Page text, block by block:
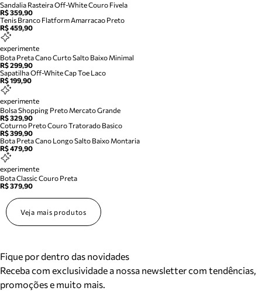
Sandalia Rasteira Off-White Couro Fivela
R$ 359,90
Tenis Branco Flatform Amarracao Preto
R$ 459,90
experimente
Bota Preta Cano Curto Salto Baixo Minimal
R$ 299,90
Sapatilha Off-White Cap Toe Laco
R$ 199,90
experimente
Bolsa Shopping Preto Mercato Grande
R$ 329,90
Coturno Preto Couro Tratorado Basico
R$ 399,90
Bota Preta Cano Longo Salto Baixo Montaria
R$ 479,90
experimente
Bota Classic Couro Preta
R$ 379,90
Veja mais produtos
Fique por dentro das novidades
Receba com exclusividade a nossa newsletter com tendências,
promoções e muito mais.